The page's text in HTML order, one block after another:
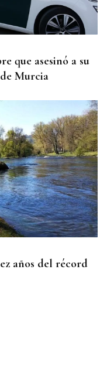
que asesinó a su
Murcia
años del récord